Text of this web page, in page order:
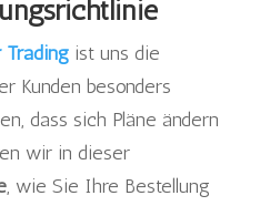
Tradingist uns die
Kunden besonders
dass sich Pläne ändern
wir in dieser
, wie Sie Ihre Bestellung